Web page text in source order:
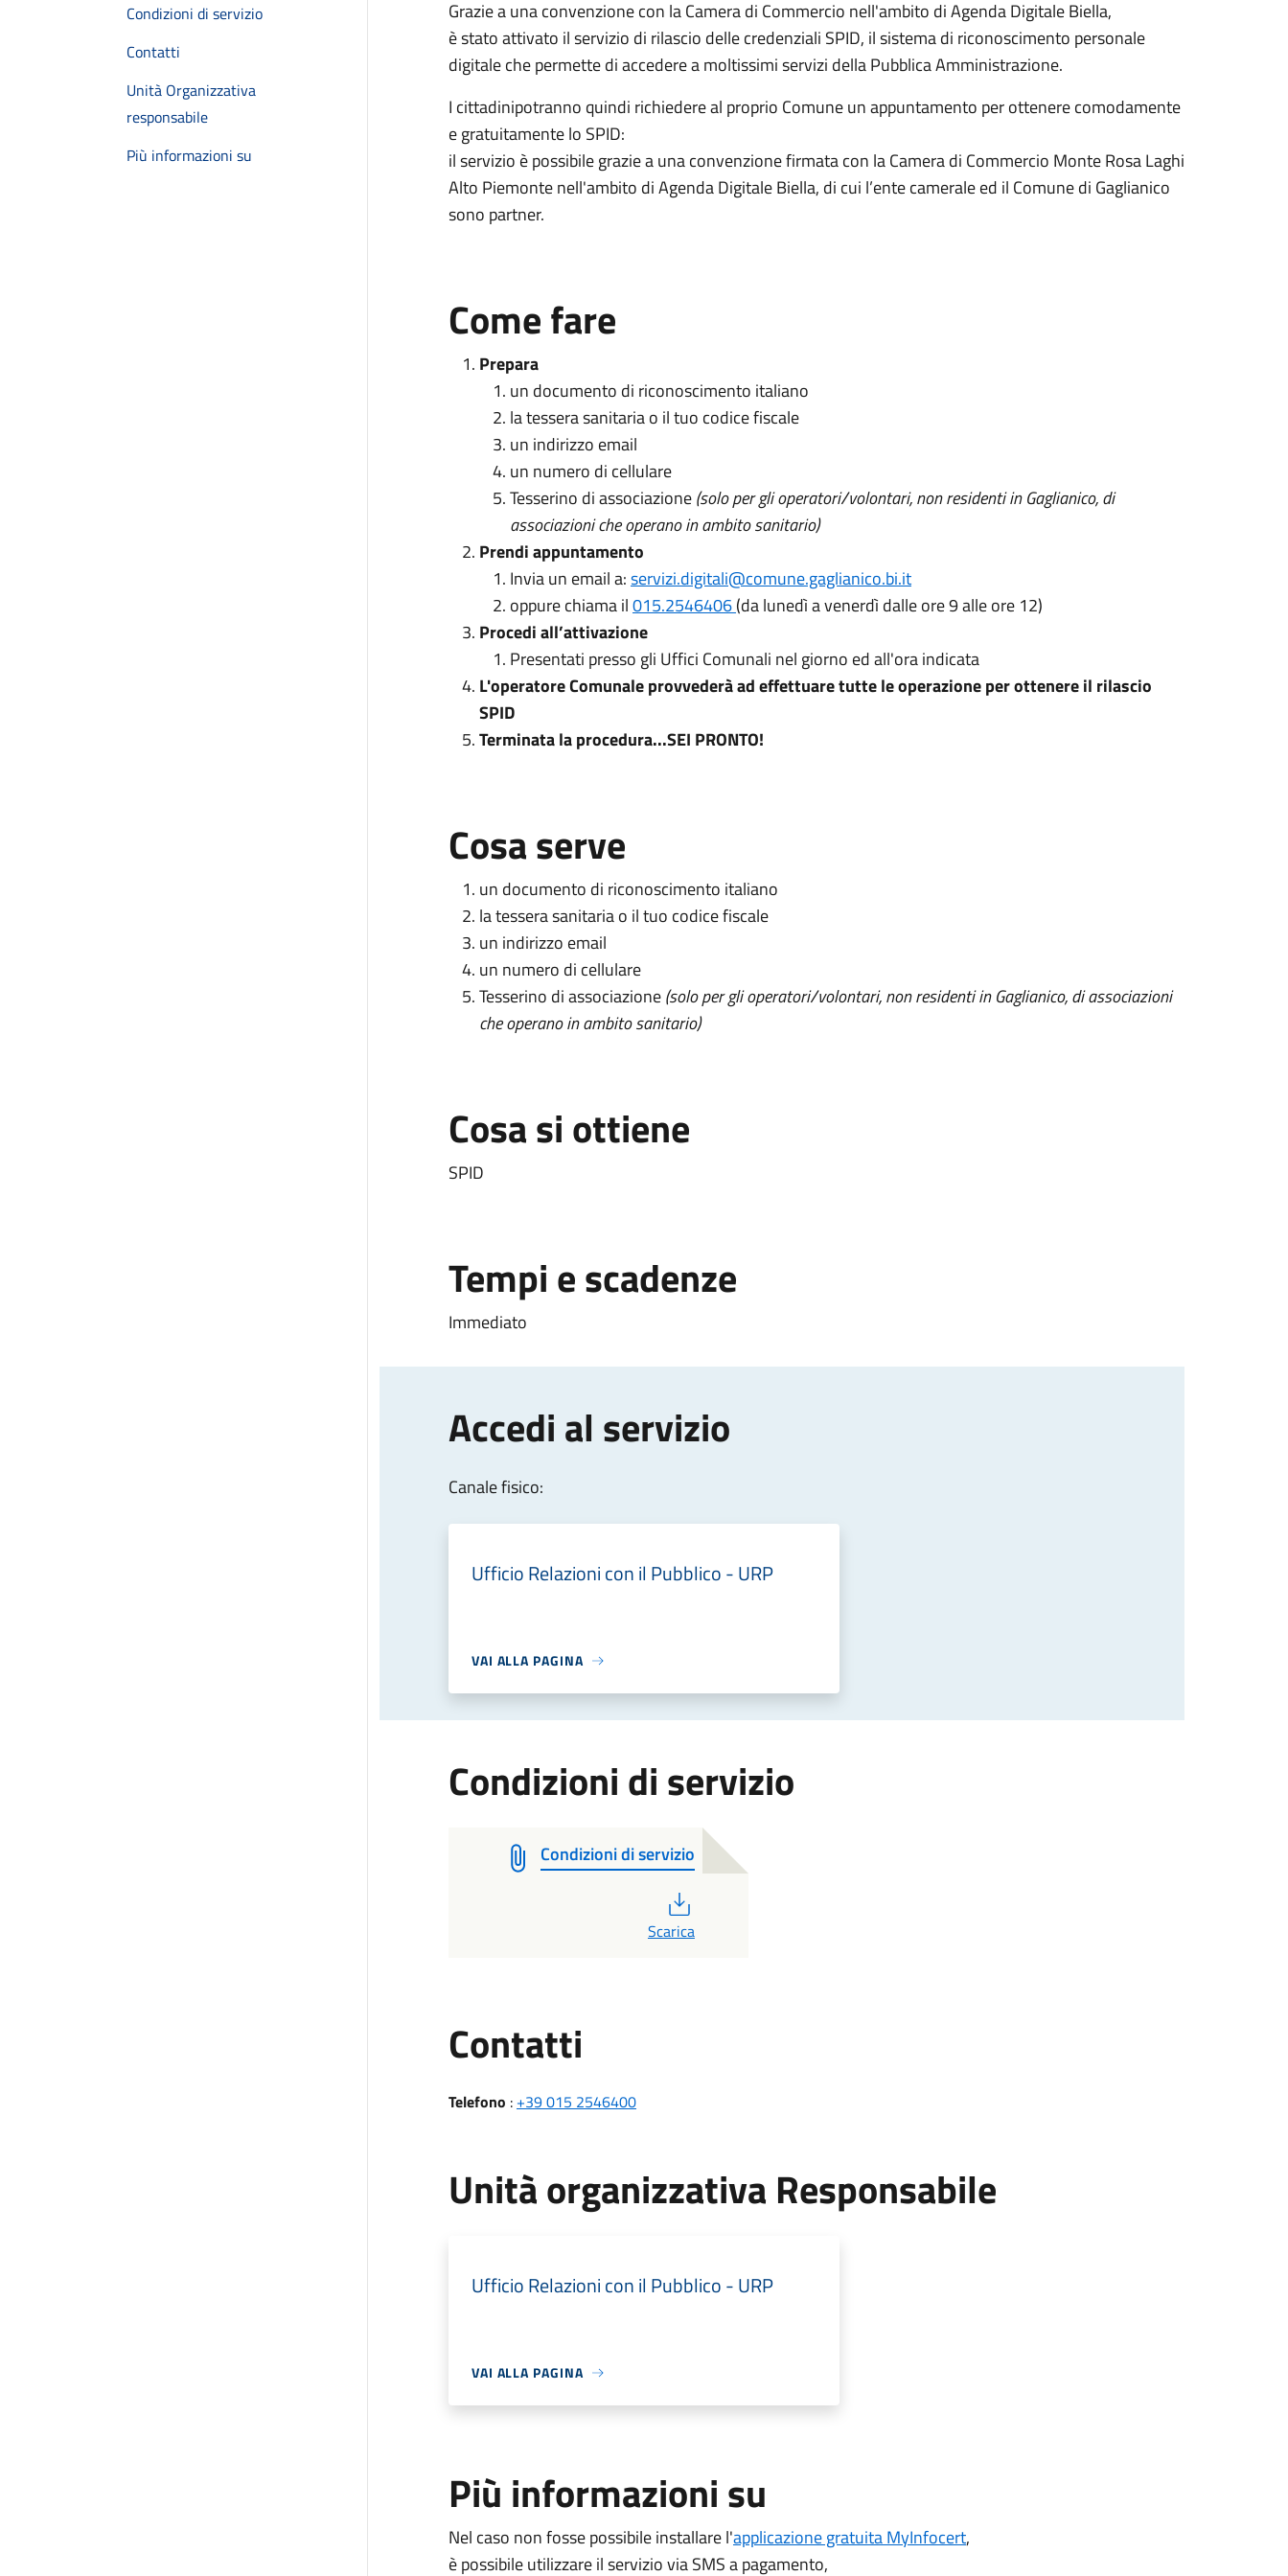
Condizioni di servizio
Contatti
Unità Organizzativa
responsabile
Più informazioni su
Grazie a una convenzione con la Camera di Commercio nell'ambito di Agenda Digitale Biella,
è stato attivato il servizio di rilascio delle credenziali SPID, il sistema di riconoscimento personale
digitale che permette di accedere a moltissimi servizi della Pubblica Amministrazione.
I cittadinipotranno quindi richiedere al proprio Comune un appuntamento per ottenere comodamente
e gratuitamente lo SPID:
il servizio è possibile grazie a una convenzione firmata con la Camera di Commercio Monte Rosa Laghi
Alto Piemonte nell'ambito di Agenda Digitale Biella, di cui l’ente camerale ed il Comune di Gaglianico
sono partner.
Come fare
Prepara
un documento di riconoscimento italiano
la tessera sanitaria o il tuo codice fiscale
un indirizzo email
un numero di cellulare
Tesserino di associazione(solo per gli operatori/volontari, non residenti in Gaglianico, di
associazioni che operano in ambito sanitario)
Prendi appuntamento
Invia un email a:servizi.digitali@comune.gaglianico.bi.it
oppure chiama il015.2546406(da lunedì a venerdì dalle ore 9 alle ore 12)
Procedi all’attivazione
Presentati presso gli Uffici Comunali nel giorno ed all'ora indicata
L'operatore Comunale provvederà ad effettuare tutte le operazione per ottenere il rilascio
SPID
Terminata la procedura...SEI PRONTO!
Cosa serve
un documento di riconoscimento italiano
la tessera sanitaria o il tuo codice fiscale
un indirizzo email
un numero di cellulare
Tesserino di associazione(solo per gli operatori/volontari, non residenti in Gaglianico, di associazioni
che operano in ambito sanitario)
Cosa si ottiene
SPID
Tempi e scadenze
Immediato
Accedi al servizio
Canale fisico:
Ufficio Relazioni con il Pubblico - URP
VAI ALLA PAGINA
Condizioni di servizio
Condizioni di servizio
Scarica
Contatti
Telefono : +39 015 2546400
Unità organizzativa Responsabile
Ufficio Relazioni con il Pubblico - URP
VAI ALLA PAGINA
Più informazioni su
Nel caso non fosse possibile installare l'applicazione gratuita MyInfocert,
è possibile utilizzare il servizio via SMS a pagamento,